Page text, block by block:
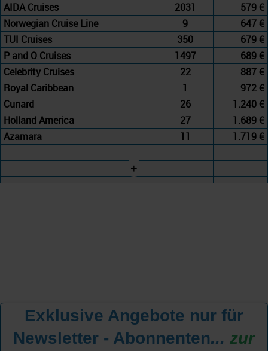
AIDA Cruises
2031
579 €
Norwegian Cruise Line
9
647 €
TUI Cruises
350
679 €
P and O Cruises
1497
689 €
Celebrity Cruises
22
887 €
Royal Caribbean
1
972 €
Cunard
26
1.240 €
Holland America
27
1.689 €
Azamara
11 1.719 €
+
Exklusive Angebote nur für
Newsletter - Abonnenten... zur